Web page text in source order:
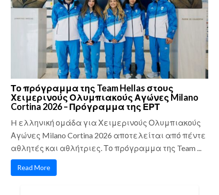
Το πρόγραμμα της Team Hellas στους
Χειμερινούς Ολυμπιακούς Αγώνες Milano
Cortina 2026 – Πρόγραμμα της ΕΡΤ
H ελληνική ομάδα για Χειμερινούς Ολυμπιακούς
Αγώνες Milano Cortina 2026 αποτελείται από πέντε
αθλητές και αθλήτριες. Το πρόγραμμα της Team ...
Read More